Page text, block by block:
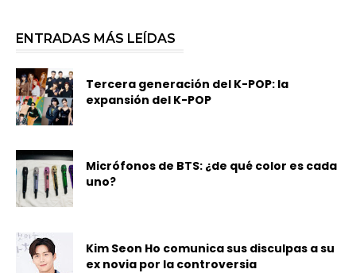
ENTRADAS MÁS LEÍDAS
Tercera generación del K-POP: la
expansión del K-POP
Micrófonos de BTS: ¿de qué color es cada
uno?
Kim Seon Ho comunica sus disculpas a su
ex novia por la controversia